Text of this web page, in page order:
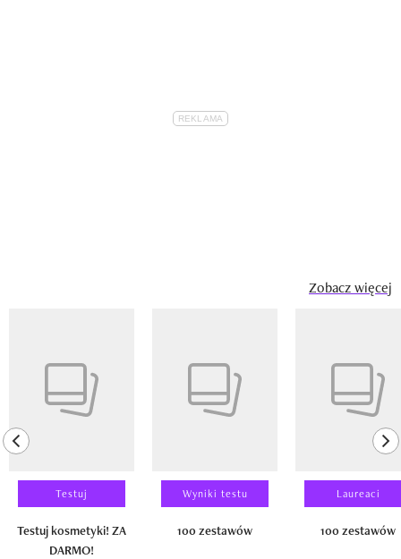
Zobacz więcej
previous element
Testuj
Testuj kosmetyki! ZA
DARMO!
Wyniki testu
100 zestawów
Laureaci
100 zestawów